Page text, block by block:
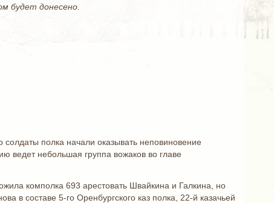
будет донесено.
полка начали оказывать неповиновение
ведет небольшая группа вожаков во главе
комполка 693 арестовать Швайкина и Галкина, но
в составе 5-го Оренбургского каз полка, 22-й казачьей